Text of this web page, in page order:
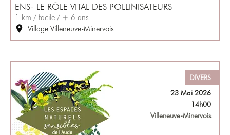
ENS- LE RÔLE VITAL DES POLLINISATEURS
1 km / facile / + 6 ans
Village Villeneuve-Minervois
DIVERS
23 Mai 2026
14h00
Villeneuve-Minervois